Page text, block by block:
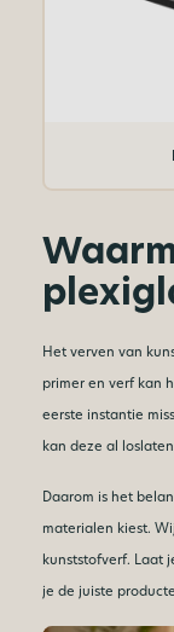
Het verven van
primer en verf kan
eerste instantie
kan deze al
Daarom is het
materialen kiest.
kunststofverf. Laat
je de juiste